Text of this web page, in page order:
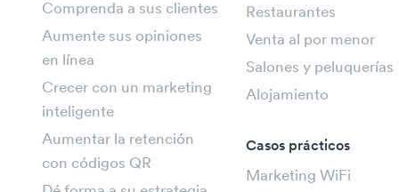
Comprenda a sus clientes
Aumente sus opiniones
en línea
Crecer con un marketing
inteligente
Aumentar la retención
con códigos QR
Restaurantes
Venta al por menor
Salones y peluquerías
Alojamiento
Casos prácticos
Marketing WiFi